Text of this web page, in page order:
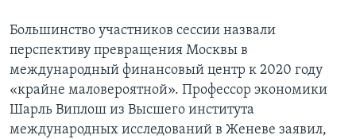
Большинство участников сессии назвали
перспективу превращения Москвы в
международный финансовый центр к 2020 году
«крайне маловероятной». Профессор экономики
Шарль Виплош из Высшего института
международных исследований в Женеве заявил,